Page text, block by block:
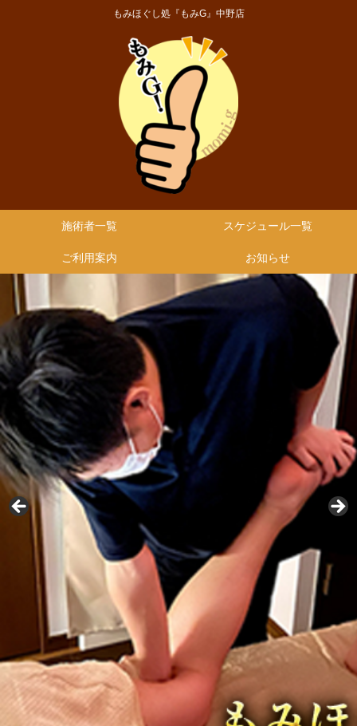
もみほぐし処『もみG』中野店
施術者一覧 スケジュール一覧
ご利用案内 お知らせ